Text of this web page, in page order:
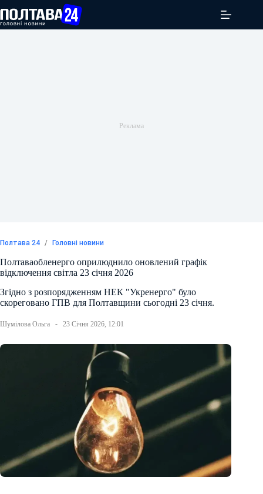
вмісту
Полтава 24 / Головні новини
Полтаваобленерго оприлюднило оновлений графік
відключення світла 23 січня 2026
Згідно з розпорядженням НЕК "Укренерго" було
скореговано ГПВ для Полтавщини сьогодні 23 січня.
Шумілова Ольга 23 Січня 2026, 12:01